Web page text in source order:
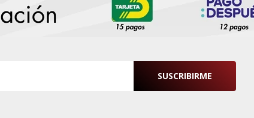
SUSCRIBIRME